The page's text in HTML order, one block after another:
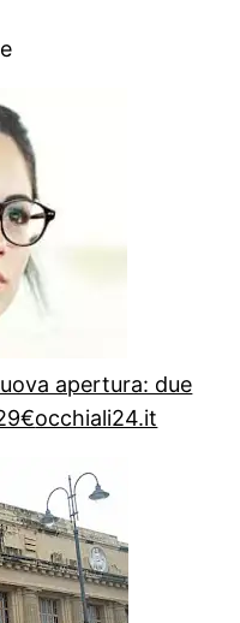
apertura: due
occhiali24.it